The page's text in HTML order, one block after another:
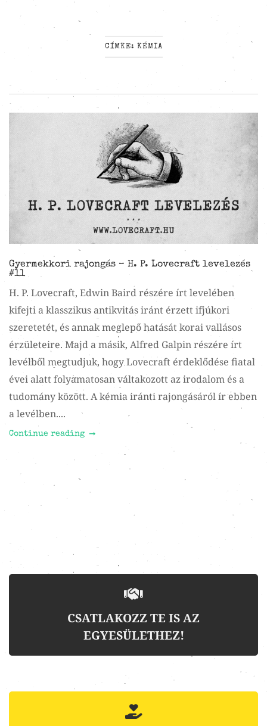
CÍMKE: KÉMIA
Gyermekkori rajongás – H. P. Lovecraft levelezés
#11
H. P. Lovecraft, Edwin Baird részére írt levelében
kifejti a klasszikus antikvitás iránt érzett ifjúkori
szeretetét, és annak meglepő hatását korai vallásos
érzületeire. Majd a másik, Alfred Galpin részére írt
levélből megtudjuk, hogy Lovecraft érdeklődése fiatal
évei alatt folyamatosan váltakozott az irodalom és a
tudomány között. A kémia iránti rajongásáról ír ebben
a levélben....
Continue reading
CSATLAKOZZ TE IS AZ
EGYESÜLETHEZ!